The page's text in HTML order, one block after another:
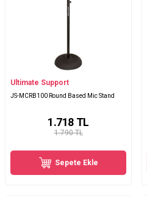
Ultimate Support
JS-MCRB100 Round Based Mic Stand
1.790 TL
1.718 TL
Sepete Ekle